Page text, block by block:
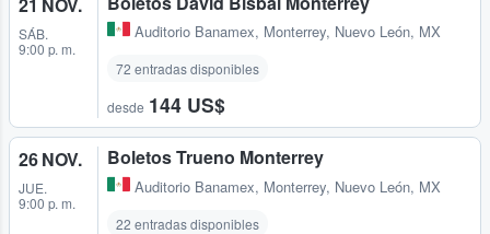
21 NOV.
SÁB.
9:00 p. m.
Auditorio Banamex, Monterrey, Nuevo León, MX
72 entradas disponibles
desde 144 US$
26 NOV.
JUE.
9:00 p. m.
Boletos Trueno Monterrey
Auditorio Banamex, Monterrey, Nuevo León, MX
22 entradas disponibles